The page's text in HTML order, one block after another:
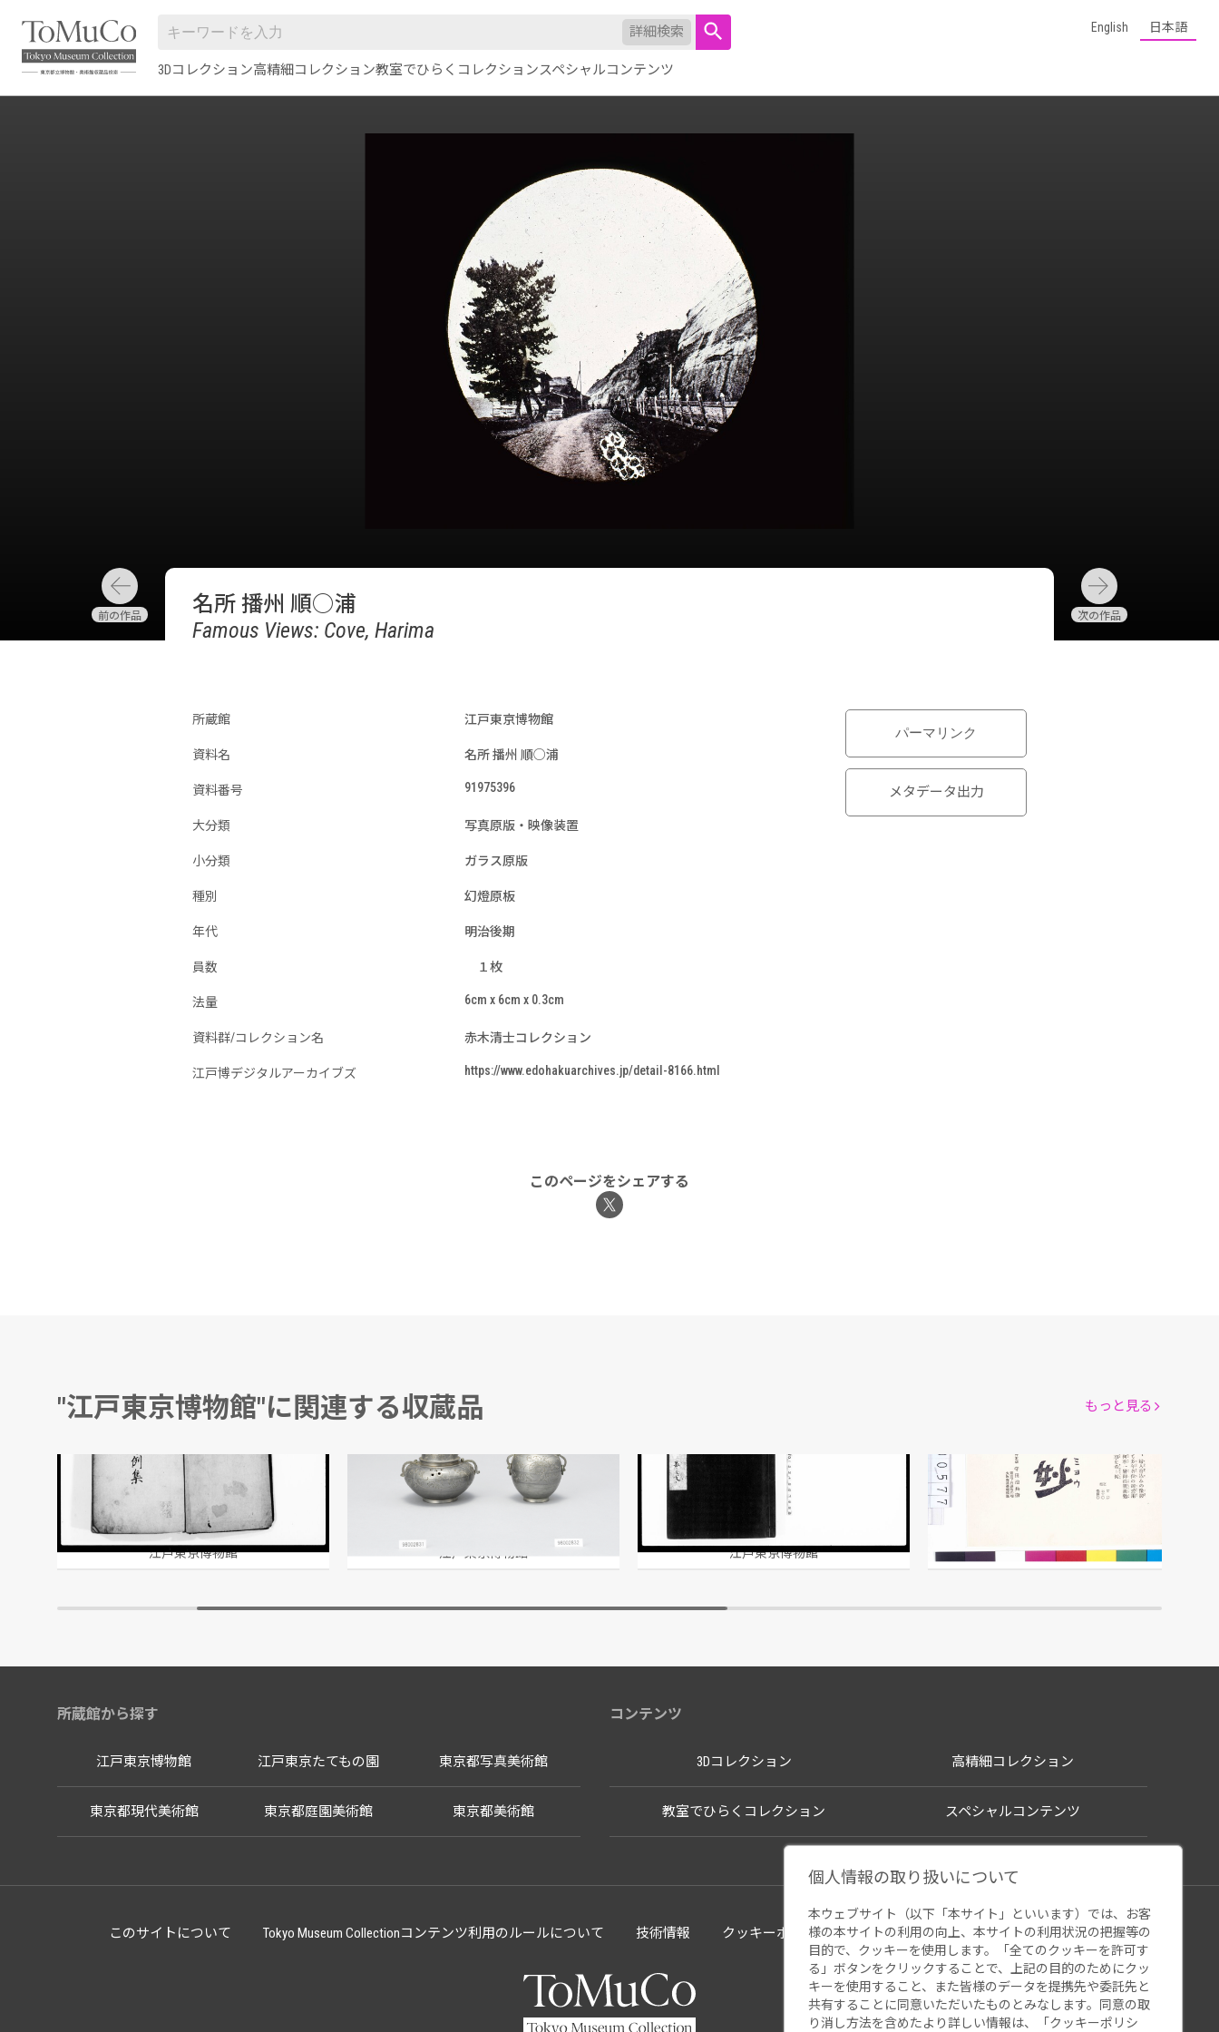
詳細検索
3Dコレクション高精細コレクション教室でひらくコレクションスペシャルコンテンツ
English 日本語
名所 播州 順○浦
Famous Views: Cove, Harima
所蔵館 江戸東京博物館
資料名 名所 播州 順○浦
資料番号 91975396
大分類 写真原版・映像装置
小分類 ガラス原版
種別 幻燈原板
年代 明治後期
員数 １枚
法量 6cm x 6cm x 0.3cm
資料群/コレクション名 赤木清士コレクション
江戸博デジタルアーカイブズ https://www.edohakuarchives.jp/detail-8166.html
パーマリンク
メタデータ出力
このページをシェアする
"江戸東京博物館"に関連する収蔵品
公事方例集 全
百々村穐山八良兵衛高朝/写
江戸東京博物館
水入(牡丹唐草蒔絵 茶弁当 雛道具)
江戸東京博物館
服忌例集 巻之七
江戸東京博物館
「守妙」広告
宝丹本舗 守田治兵衛/製作
江戸東京博物館
もっと見る
所蔵館から探す
江戸東京博物館 江戸東京たてもの園 東京都写真美術館
東京都現代美術館 東京都庭園美術館 東京都美術館
コンテンツ
3Dコレクション 高精細コレクション
教室でひらくコレクション スペシャルコンテンツ
このサイトについて Tokyo Museum Collectionコンテンツ利用のルールについて 技術情報 クッキーポリシー ウェブアクセシビリティ 関連サイト
個人情報の取り扱いについて
本ウェブサイト（以下「本サイト」といいます）では、お客
様の本サイトの利用の向上、本サイトの利用状況の把握等の
目的で、クッキーを使用します。「全てのクッキーを許可す
る」ボタンをクリックすることで、上記の目的のためにクッ
キーを使用すること、また皆様のデータを提携先や委託先と
共有することに同意いただいたものとみなします。同意の取
り消し方法を含めたより詳しい情報は、「 クッキーポリシ